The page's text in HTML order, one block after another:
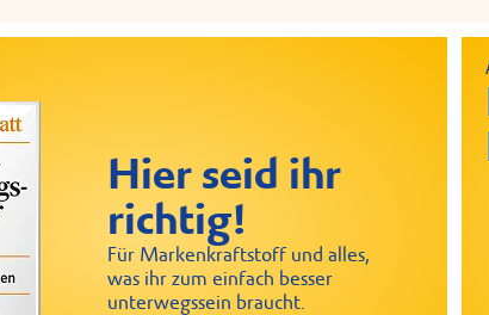
Hier seid ihr
richtig!
Für Markenkraftstoff und alles,
was ihr zum einfach besser
unterwegssein braucht.